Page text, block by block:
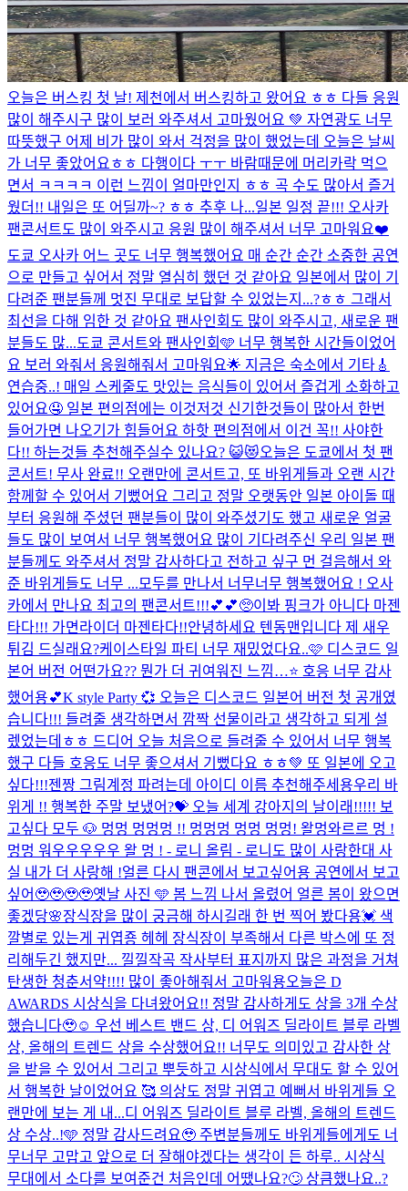
오늘은 버스킹 첫 날! 제천에서 버스킹하고 왔어요 ㅎㅎ 다들 응원
많이 해주시구 많이 보러 와주셔서 고마웠어요 💚 자연광도 너무
따뜻했구 어제 비가 많이 와서 걱정을 많이 했었는데 오늘은 날씨
가 너무 좋았어요ㅎㅎ 다행이다 ㅜㅜ 바람때문에 머리카락 먹으
면서 ㅋㅋㅋㅋ 이런 느낌이 얼마만인지 ㅎㅎ 곡 수도 많아서 즐거
웠더!! 내일은 또 어딜까~? ㅎㅎ 추후 나...일본 일정 끝!!! 오사카
팬콘서트도 많이 와주시고 응원 많이 해주셔서 너무 고마워요❤️
도쿄 오사카 어느 곳도 너무 행복했어요 매 순간 순간 소중한 공연
으로 만들고 싶어서 정말 열심히 했던 것 같아요 일본에서 많이 기
다려준 팬분들께 멋진 무대로 보답할 수 있었는지...?ㅎㅎ 그래서
최선을 다해 임한 것 같아요 팬사인회도 많이 와주시고, 새로운 팬
분들도 많...도쿄 콘서트와 팬사인회🩵 너무 행복한 시간들이었어
요 보러 와줘서 응원해줘서 고마워요🌟 지금은 숙소에서 기타🎸
연습중..! 매일 스케줄도 맛있는 음식들이 있어서 즐겁게 소화하고
있어요🤤 일본 편의점에는 이것저것 신기한것들이 많아서 한번
들어가면 나오기가 힘들어요 하핫 편의점에서 이건 꼭!! 사야한
다!! 하는것들 추천해주실수 있나요? 😺😻오늘은 도쿄에서 첫 팬
콘서트! 무사 완료!! 오랜만에 콘서트고, 또 바위게들과 오랜 시간
함께할 수 있어서 기뻤어요 그리고 정말 오랫동안 일본 아이돌 때
부터 응원해 주셨던 팬분들이 많이 와주셨기도 했고 새로운 얼굴
들도 많이 보여서 너무 행복했어요 많이 기다려주신 우리 일본 팬
분들께도 와주셔서 정말 감사하다고 전하고 싶구 먼 걸음해서 와
준 바위게들도 너무 ...모두를 만나서 너무너무 행복했어요 ! 오사
카에서 만나요 최고의 팬콘서트!!!💕💕🥺이봐 핑크가 아니다 마젠
타다!!! 가면라이더 마젠타다!!안녕하세요 텐동맨입니다 제 새우
튀김 드실래요?케이스타일 파티 너무 재밌었다요..🩷 디스코드 일
본어 버전 어떤가요?? 뭔가 더 귀여워진 느낌…⭐️ 호응 너무 감사
했어용💕K style Party 💞 오늘은 디스코드 일본어 버전 첫 공개였
습니다!!! 들려줄 생각하면서 깜짝 선물이라고 생각하고 되게 설
렜었는데ㅎㅎ 드디어 오늘 처음으로 들려줄 수 있어서 너무 행복
했구 다들 호응도 너무 좋으셔서 기뻤다요 ㅎㅎ💚 또 일본에 오고
싶다!!!젠짱 그림계정 파려는데 아이디 이름 추천해주세용우리 바
위게 !! 행복한 주말 보냈어?💝 오늘 세계 강아지의 날이래!!!!! 보
고싶다 모두 🐶 멍멍 멍멍멍 !! 멍멍멍 멍멍 멍멍! 왈멍와르르 멍 !
멍멍 워우우우우우 왈 멍 ! - 로니 올림 - 로니도 많이 사랑한대 사
실 내가 더 사랑해 !얼른 다시 팬콘에서 보고싶어용 공연에서 보고
싶어🥹🥹🥹🥹옛날 사진 🩵 봄 느낌 나서 올렸어 얼른 봄이 왔으면
좋겠당🌸장식장을 많이 궁금해 하시길래 한 번 찍어 봤다용💓 색
깔별로 있는게 귀엽죵 헤헤 장식장이 부족해서 다른 박스에 또 정
리해두긴 했지만... 낄낄작곡 작사부터 표지까지 많은 과정을 거쳐
탄생한 청춘서약!!!! 많이 좋아해줘서 고마워용오늘은 D
AWARDS 시상식을 다녀왔어요!! 정말 감사하게도 상을 3개 수상
했습니다🥹☺️ 우선 베스트 밴드 상, 디 어워즈 딜라이트 블루 라벨
상, 올해의 트렌드 상을 수상했어요!! 너무도 의미있고 감사한 상
을 받을 수 있어서 그리고 뿌듯하고 시상식에서 무대도 할 수 있어
서 행복한 날이었어요 🥰 의상도 정말 귀엽고 예뻐서 바위게들 오
랜만에 보는 게 내...디 어워즈 딜라이트 블루 라벨, 올해의 트렌드
상 수상..!🩵 정말 감사드려요🥹 주변분들께도 바위게들에게도 너
무너무 고맙고 앞으로 더 잘해야겠다는 생각이 든 하루.. 시상식
무대에서 소다를 보여준건 처음인데 어땠나요?🙄 상큼했나요..?